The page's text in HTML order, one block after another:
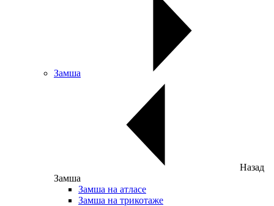
Замша
Назад
Замша
Замша на атласе
Замша на трикотаже